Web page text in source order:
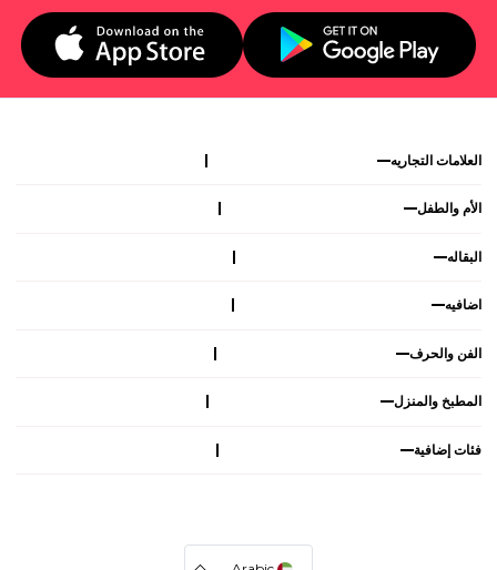
العلامات التجاريه
الأم والطفل
البقاله
اضافيه
الفن والحرف
المطبخ والمنزل
فئات إضافية